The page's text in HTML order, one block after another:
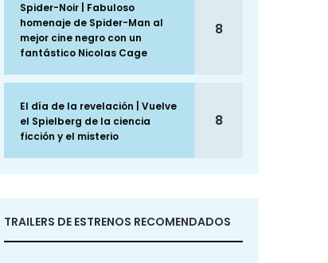
Spider-Noir | Fabuloso
homenaje de Spider-Man al
mejor cine negro con un
fantástico Nicolas Cage
8
El día de la revelación | Vuelve
el Spielberg de la ciencia
ficción y el misterio
8
TRAILERS DE ESTRENOS RECOMENDADOS